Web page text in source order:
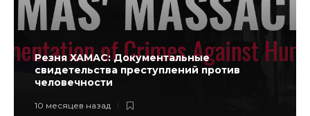
Резня ХАМАС: Документальные
свидетельства преступлений против
человечности
10 месяцев назад